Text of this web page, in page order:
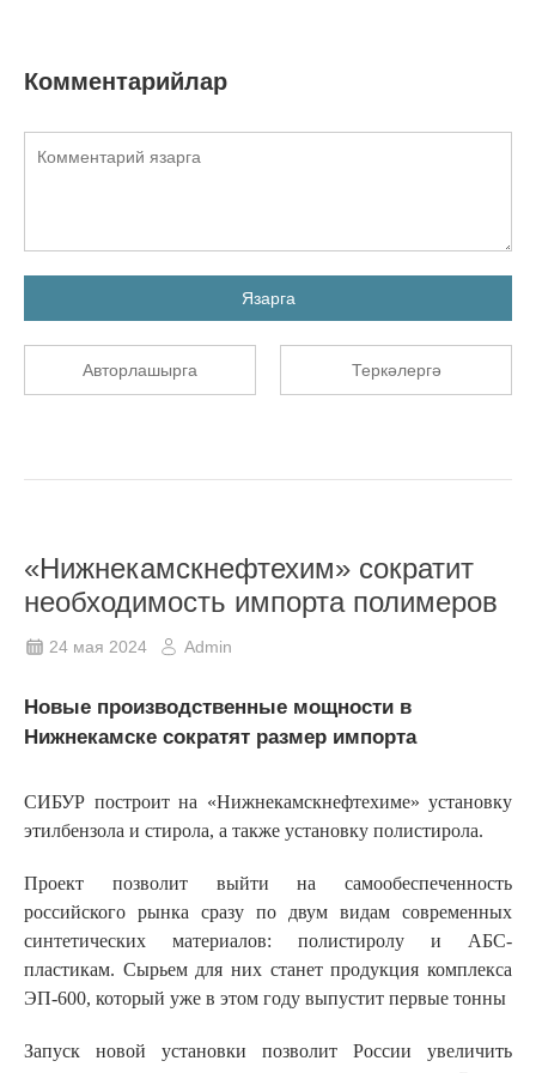
Комментарийлар
Язарга
Авторлашырга Теркәлергә
«Нижнекамскнефтехим» сократит
необходимость импорта полимеров
24 мая 2024 Admin
Новые производственные мощности в
Нижнекамске сократят размер импорта
СИБУР построит на «Нижнекамскнефтехиме» установку
этилбензола и стирола, а также установку полистирола.
Проект позволит выйти на самообеспеченность
российского рынка сразу по двум видам современных
синтетических материалов: полистиролу и АБС-
пластикам. Сырьем для них станет продукция комплекса
ЭП-600, который уже в этом году выпустит первые тонны
Запуск новой установки позволит России увеличить